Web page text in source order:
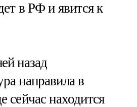
в РФ и явится к
назад
направила в
сейчас находится